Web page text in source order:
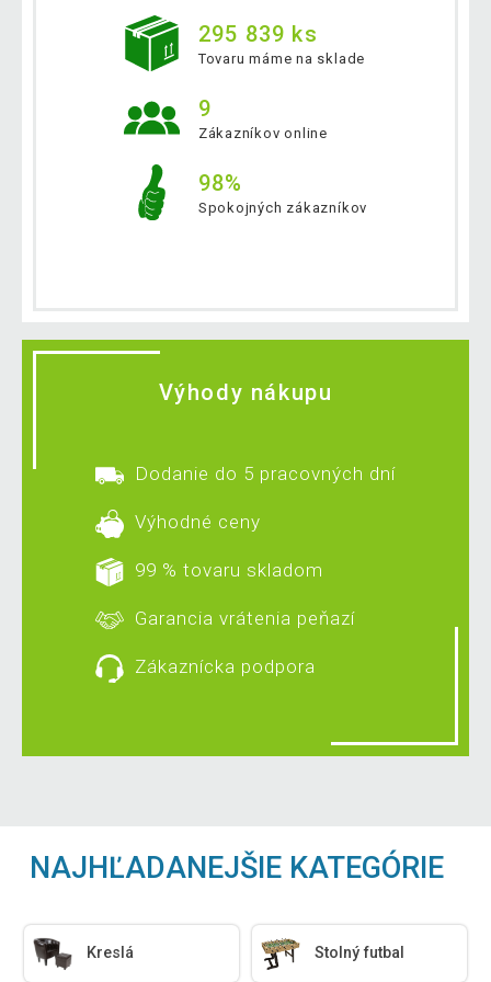
295 839 ks
Tovaru máme na sklade
9
Zákazníkov online
98%
Spokojných zákazníkov
Výhody nákupu
Dodanie do 5 pracovných dní
Výhodné ceny
99 % tovaru skladom
Garancia vrátenia peňazí
Zákaznícka podpora
NAJHĽADANEJŠIE KATEGÓRIE
Kreslá Stolný futbal